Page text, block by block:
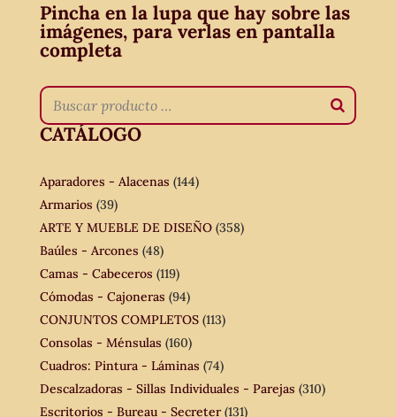
Pincha en la lupa que hay sobre las
imágenes, para verlas en pantalla
completa
CATÁLOGO
Aparadores - Alacenas (144)
Armarios (39)
ARTE Y MUEBLE DE DISEÑO (358)
Baúles - Arcones (48)
Camas - Cabeceros (119)
Cómodas - Cajoneras (94)
CONJUNTOS COMPLETOS (113)
Consolas - Ménsulas (160)
Cuadros: Pintura - Láminas (74)
Descalzadoras - Sillas Individuales - Parejas (310)
Escritorios - Bureau - Secreter (131)